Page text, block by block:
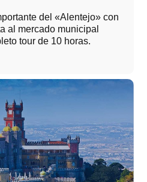
del «Alentejo» con
al mercado municipal
tour de 10 horas.